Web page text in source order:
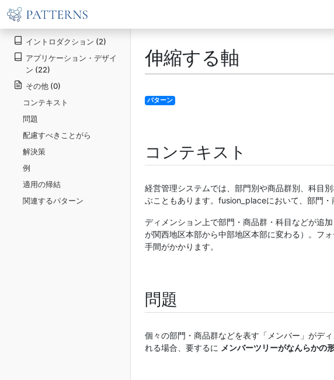
伸縮する軸
パターン
コンテキスト
経営管理システムでは、部門別や商品群別、科目
ぶこともあります。fusion_placeにおいて、部門・
ディメンション上で部門・商品群・科目などが追
が関西地区本部から中部地区本部に変わる）。フ
手間がかかります。
問題
個々の部門・商品群などを表す「メンバー」がディ
れる場合、要するに メンバーツリーがなんらかの
イントロダクション (2)
アプリケーション・デザイ
ン (22)
その他 (0)
コンテキスト
問題
配慮すべきことがら
解決策
例
適用の帰結
関連するパターン